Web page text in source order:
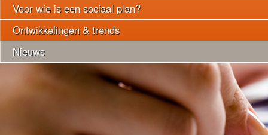
Voor wie is een sociaal plan?
Ontwikkelingen & trends
Nieuws